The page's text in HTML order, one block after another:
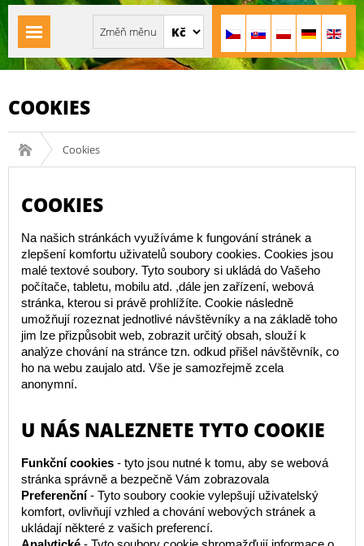
COOKIES
Cookies
COOKIES
Na našich stránkách využíváme k fungování stránek a
zlepšení komfortu uživatelů soubory cookies. Cookies jsou
malé textové soubory. Tyto soubory si ukládá do Vašeho
počítače, tabletu, mobilu atd. ,dále jen zařízení, webová
stránka, kterou si právě prohlížíte. Cookie následně
umožňují rozeznat jednotlivé návštěvníky a na základě toho
jim lze přizpůsobit web, zobrazit určitý obsah, slouží k
analýze chování na stránce tzn. odkud přišel návštěvník, co
ho na webu zaujalo atd. Vše je samozřejmě zcela
anonymní.
U NÁS NALEZNETE TYTO COOKIE
Funkční cookies - tyto jsou nutné k tomu, aby se webová
stránka správně a bezpečně Vám zobrazovala
Preferenční- Tyto soubory cookie vylepšují uživatelský
komfort, ovlivňují vzhled a chování webových stránek a
ukládají některé z vašich preferencí.